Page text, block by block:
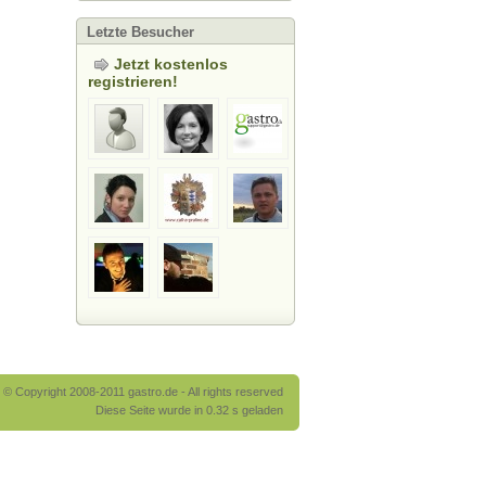
Letzte Besucher
Jetzt kostenlos
registrieren!
© Copyright 2008-2011 gastro.de - All rights reserved
Diese Seite wurde in 0.32 s geladen